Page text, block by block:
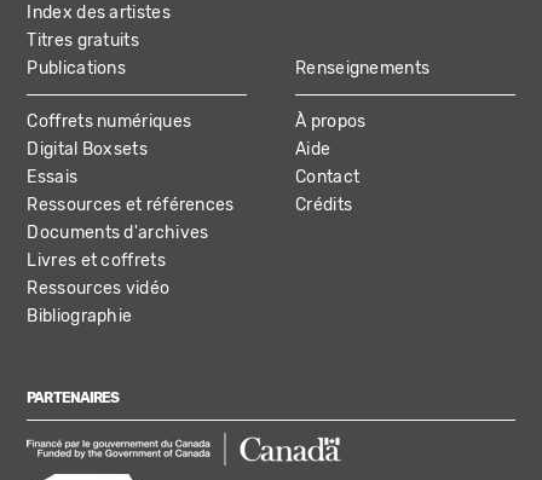
Index des artistes
Titres gratuits
Publications
Coffrets numériques
Digital Boxsets
Essais
Ressources et références
Documents d'archives
Livres et coffrets
Ressources vidéo
Bibliographie
Renseignements
À propos
Aide
Contact
Crédits
PARTENAIRES